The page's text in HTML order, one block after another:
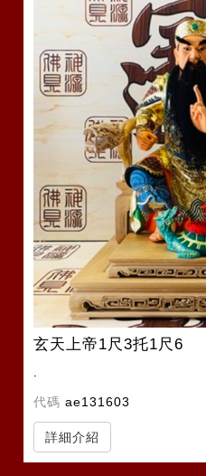
玄天上帝1尺3托1尺6
代碼 ae131603
詳細介紹